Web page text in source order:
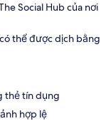
Social Hub của nơi
thể được dịch bằng
thẻ tín dụng
hợp lệ